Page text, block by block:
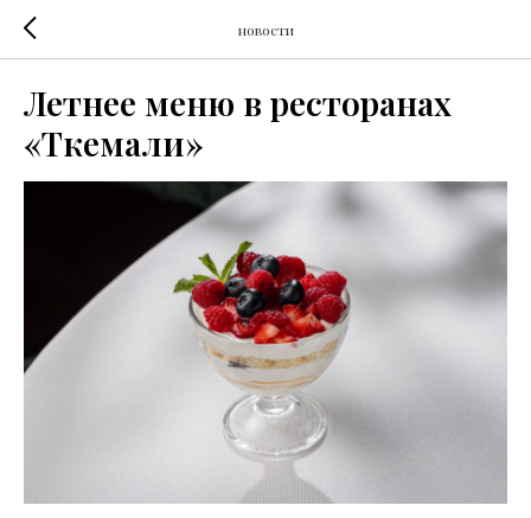
новости
Летнее меню в ресторанах
«Ткемали»